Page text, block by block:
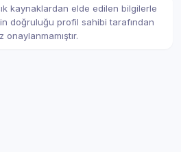
kaynaklardan elde edilen bilgilerle
doğruluğu profil sahibi tarafından
onaylanmamıştır.